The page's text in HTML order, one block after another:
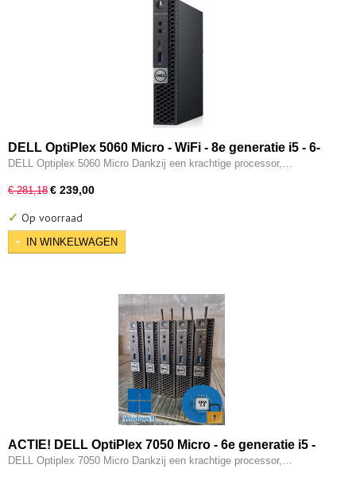
DELL OptiPlex 5060 Micro - WiFi - 8e generatie i5 - 6-
CORE - 8GB - 256GB SSD - Intel UHD 630 - Type-c - W11
DELL Optiplex 5060 Micro Dankzij een krachtige processor,…
€ 281,18 € 239,00
✓ Op voorraad
IN WINKELWAGEN
ACTIE! DELL OptiPlex 7050 Micro - 6e generatie i5 -
8GB - 256GB SSD - Intel HD - Type-c - W11 Pro
DELL Optiplex 7050 Micro Dankzij een krachtige processor,…